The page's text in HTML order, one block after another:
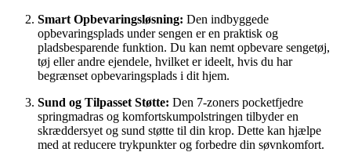
Smart Opbevaringsløsning: Den indbyggede
opbevaringsplads under sengen er en praktisk og
pladsbesparende funktion. Du kan nemt opbevare sengetøj,
tøj eller andre ejendele, hvilket er ideelt, hvis du har
begrænset opbevaringsplads i dit hjem.
Sund og Tilpasset Støtte: Den 7-zoners pocketfjedre
springmadras og komfortskumpolstringen tilbyder en
skræddersyet og sund støtte til din krop. Dette kan hjælpe
med at reducere trykpunkter og forbedre din søvnkomfort.